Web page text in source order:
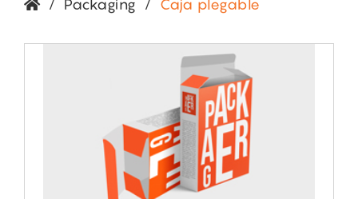
/ Packaging / Caja plegable